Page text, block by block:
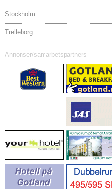
Stockholm
Trelleborg
Annonser/samarbetspartners